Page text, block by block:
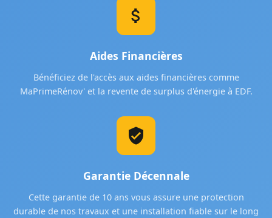
Aides Financières
Bénéficiez de l'accès aux aides financières comme
MaPrimeRénov' et la revente de surplus d'énergie à EDF.
Garantie Décennale
Cette garantie de 10 ans vous assure une protection
durable de nos travaux et une installation fiable sur le long